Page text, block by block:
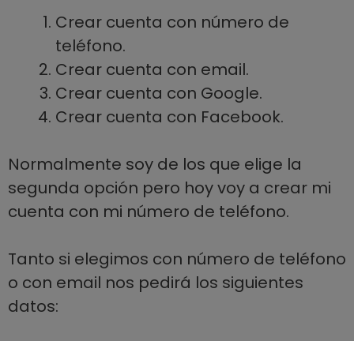
Crear cuenta con número de
teléfono.
Crear cuenta con email.
Crear cuenta con Google.
Crear cuenta con Facebook.
Normalmente soy de los que elige la
segunda opción pero hoy voy a crear mi
cuenta con mi número de teléfono.
Tanto si elegimos con número de teléfono
o con email nos pedirá los siguientes
datos: